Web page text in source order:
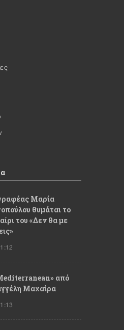
Μαρία
θυμάται το
του «Δεν θα με
από
Μαχαίρα